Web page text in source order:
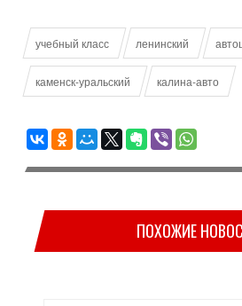
учебный класс ленинский
каменск-уральский калина-авто
ПОХОЖИЕ